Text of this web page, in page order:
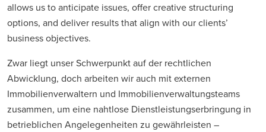
allows us to anticipate issues, offer creative structuring
options, and deliver results that align with our clients’
business objectives.
Zwar liegt unser Schwerpunkt auf der rechtlichen
Abwicklung, doch arbeiten wir auch mit externen
Immobilienverwaltern und Immobilienverwaltungsteams
zusammen, um eine nahtlose Dienstleistungserbringung in
betrieblichen Angelegenheiten zu gewährleisten –